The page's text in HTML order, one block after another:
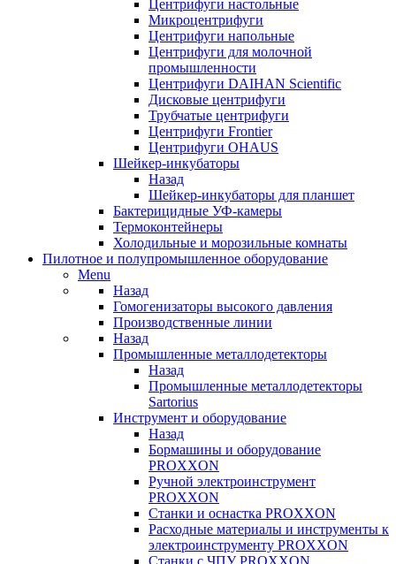
Центрифуги настольные
Микроцентрифуги
Центрифуги напольные
Центрифуги для молочной
промышленности
Центрифуги DAIHAN Scientific
Дисковые центрифуги
Трубчатые центрифуги
Центрифуги Frontier
Центрифуги OHAUS
Шейкер-инкубаторы
Назад
Шейкер-инкубаторы для планшет
Бактерицидные УФ-камеры
Термоконтейнеры
Холодильные и морозильные комнаты
Пилотное и полупромышленное оборудование
Menu
Назад
Гомогенизаторы высокого давления
Производственные линии
Назад
Промышленные металлодетекторы
Назад
Промышленные металлодетекторы
Sartorius
Инструмент и оборудование
Назад
Бормашины и оборудование
PROXXON
Ручной электроинструмент
PROXXON
Cтанки и оснастка PROXXON
Расходные материалы и инструменты к
электроинструменту PROXXON
Станки с ЧПУ PROXXON